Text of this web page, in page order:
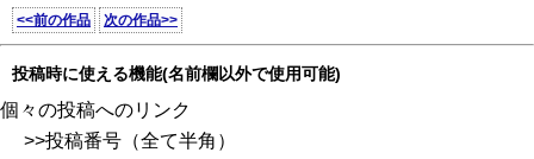
<<前の作品 次の作品>>
投稿時に使える機能(名前欄以外で使用可能)
個々の投稿へのリンク
>>投稿番号（全て半角）